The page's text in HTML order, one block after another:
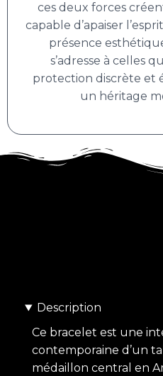
ces deux forces
capable d’apaiser
présence
s’adresse à celles
protection discrète et
un héritage
Description
Ce bracelet est une
contemporaine d’un
médaillon central en